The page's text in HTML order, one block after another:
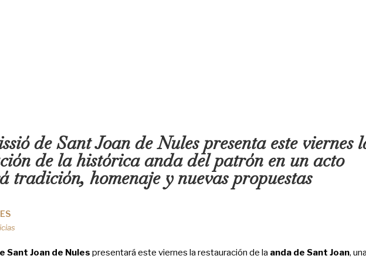
de Sant Joan de Nules presenta este viernes
de la histórica anda del patrón en un acto
tradición, homenaje y nuevas propuestas
Sant Joan de Nules presentará este viernes la restauración de la anda de Sant Joan, una